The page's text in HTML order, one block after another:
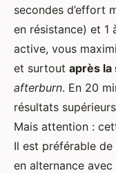
secondes d’effort
en résistance) et 1
active, vous
et surtout après la
afterburn. En 20
résultats
Mais attention :
Il est préférable de
en alternance avec